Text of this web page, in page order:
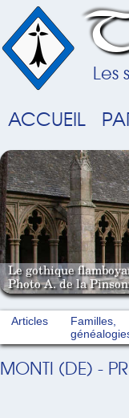
Les
ACCUEIL
Le gothique
Photo A. de la
Articles
Familles,
MONTI (DE) -